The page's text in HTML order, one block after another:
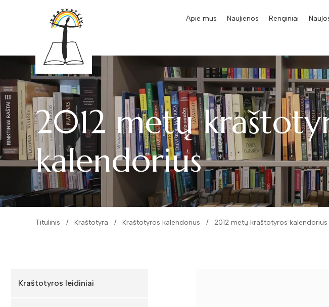
Apie mus Naujienos Renginiai
2012 metų
kalendorius
Titulinis Kraštotyra Kraštotyros kalendorius 2012 metų kraštotyros kalendorius
Kraštotyros leidiniai